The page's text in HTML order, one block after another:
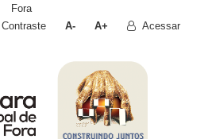
Contraste A- A+ Acessar